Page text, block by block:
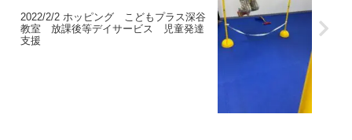
2022/2/2 ホッピング こどもプラス深谷
教室 放課後等デイサービス 児童発達
支援